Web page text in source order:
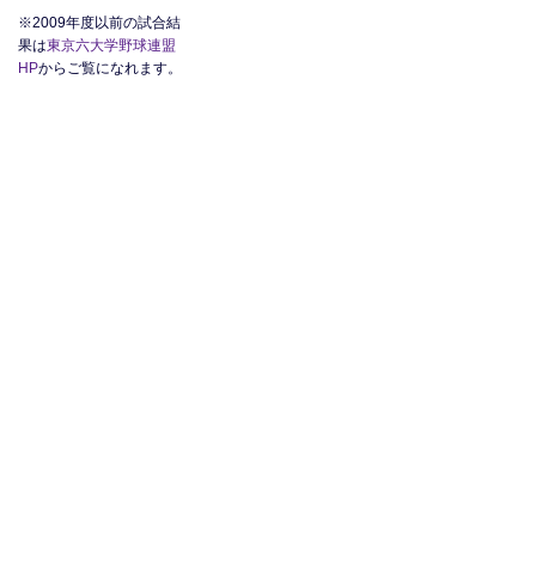
※2009年度以前の試合結
果は東京六大学野球連盟
HPからご覧になれます。